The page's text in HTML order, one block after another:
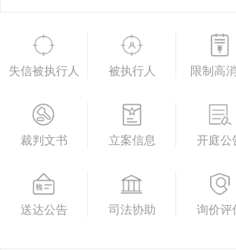
失信被执行人 被执行人 限制高
裁判文书 立案信息 开庭公
送达公告 司法协助 询价评